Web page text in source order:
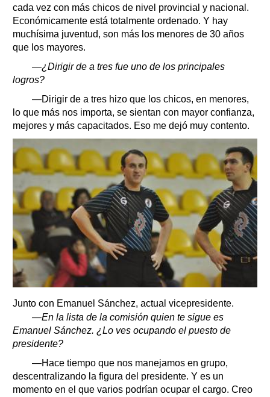
cada vez con más chicos de nivel provincial y nacional.
Económicamente está totalmente ordenado. Y hay
muchísima juventud, son más los menores de 30 años
que los mayores.
—¿Dirigir de a tres fue uno de los principales
logros?
—Dirigir de a tres hizo que los chicos, en menores,
lo que más nos importa, se sientan con mayor confianza,
mejores y más capacitados. Eso me dejó muy contento.
Junto con Emanuel Sánchez, actual vicepresidente.
—En la lista de la comisión quien te sigue es
Emanuel Sánchez. ¿Lo ves ocupando el puesto de
presidente?
—Hace tiempo que nos manejamos en grupo,
descentralizando la figura del presidente. Y es un
momento en el que varios podrían ocupar el cargo. Creo